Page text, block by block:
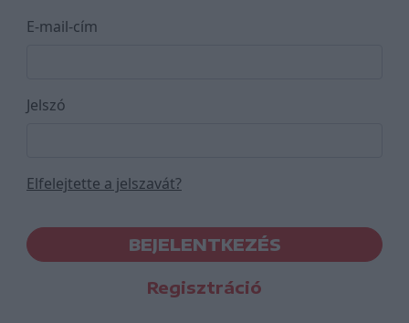
E-mail-cím
Jelszó
Elfelejtette a jelszavát?
BEJELENTKEZÉS
Regisztráció